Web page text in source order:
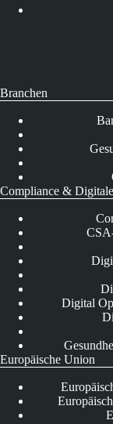
Branchen
Compliance &
Digital
Europäische Union